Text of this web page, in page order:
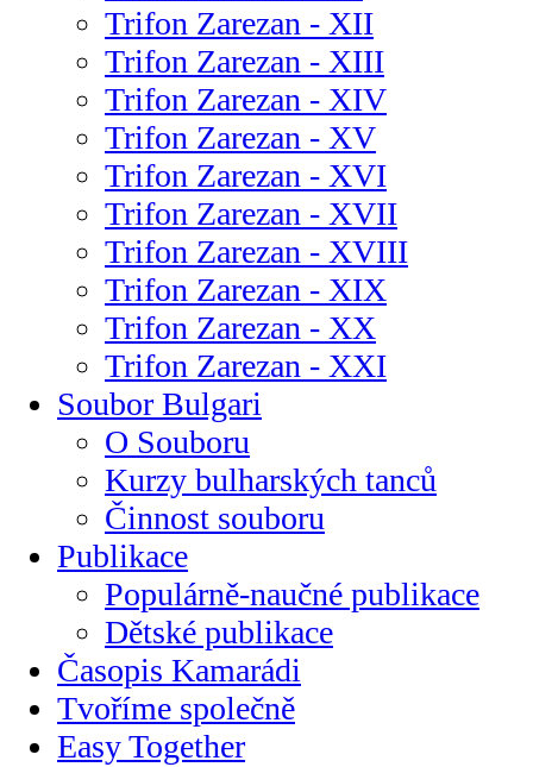
Trifon Zarezan - XII
Trifon Zarezan - XIII
Trifon Zarezan - XIV
Trifon Zarezan - XV
Trifon Zarezan - XVI
Trifon Zarezan - XVII
Trifon Zarezan - XVIII
Trifon Zarezan - XIX
Trifon Zarezan - XX
Trifon Zarezan - XXI
Soubor Bulgari
O Souboru
Kurzy bulharských tanců
Činnost souboru
Publikace
Populárně-naučné publikace
Dětské publikace
Časopis Kamarádi
Tvoříme společně
Easy Together